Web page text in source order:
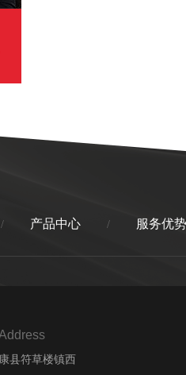
/ 产品中心 / 服务优势
县符草楼镇西